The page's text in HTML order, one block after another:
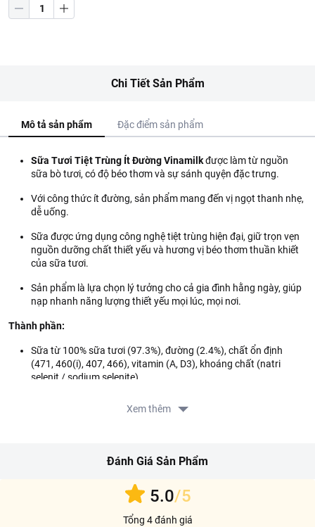
Chi Tiết Sản Phẩm
Mô tả sản phẩm Đặc điểm sản phẩm
Sữa Tươi Tiệt Trùng Ít Đường Vinamilkđược làm từ nguồn
sữa bò tươi, có độ béo thơm và sự sánh quyện đặc trưng.
Với công thức ít đường, sản phẩm mang đến vị ngọt thanh nhẹ,
dễ uống.
Sữa được ứng dụng công nghệ tiệt trùng hiện đại, giữ trọn vẹn
nguồn dưỡng chất thiết yếu và hương vị béo thơm thuần khiết
của sữa tươi.
Sản phẩm là lựa chọn lý tưởng cho cả gia đình hằng ngày, giúp
nạp nhanh năng lượng thiết yếu mọi lúc, mọi nơi.
Thành phần:
Sữa từ 100% sữa tươi (97.3%), đường (2.4%), chất ổn định
(471, 460(i), 407, 466), vitamin (A, D3), khoáng chất (natri
selenit / sodium selenite).
Không sử dụng sản phẩm khi có dấu hiệu hư hỏng hoặc hết
Xem thêm
Đánh Giá Sản Phẩm
5.0/5
Tổng 4 đánh giá